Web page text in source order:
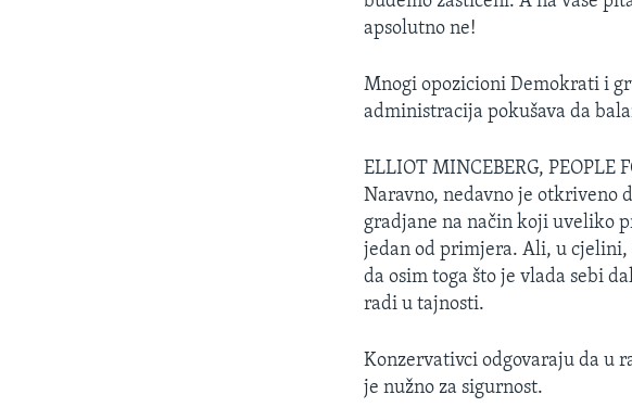
apsolutno ne!
Mnogi opozicioni Demokrati i
administracija pokušava da
ELLIOT MINCEBERG, PEOPLE
Naravno, nedavno je otkriveno
gradjane na način koji uveliko
jedan od primjera. Ali, u cjelini,
da osim toga što je vlada sebi
radi u tajnosti.
Konzervativci odgovaraju da u
je nužno za sigurnost.